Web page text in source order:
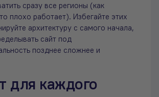
сразу все регионы (как
плохо работает). Избегайте этих
архитектуру с самого начала,
сайт под
позднее сложнее и
для каждого